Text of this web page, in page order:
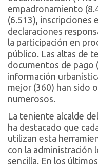
empadronamiento
(6.513), inscripciones
declaraciones
la participación en
público. Las altas de
documentos de pago
información
mejor (360) han sido
numerosos.
La teniente alcalde
ha destacado que
utilizan esta
con la administración
sencilla. En los